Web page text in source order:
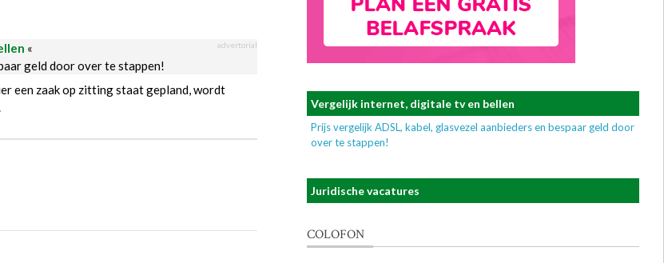
« advertorial
geld door over te stappen!
een zaak op zitting staat gepland, wordt
Vergelijk internet, digitale tv en bellen
Prijs vergelijk ADSL, kabel, glasvezel aanbieders en bespaar geld door
over te stappen!
Juridische vacatures
COLOFON